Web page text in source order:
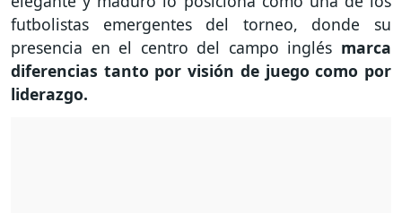
futbolistas emergentes del torneo, donde su
presencia en el centro del campo inglés marca
diferencias tanto por visión de juego como por
liderazgo.